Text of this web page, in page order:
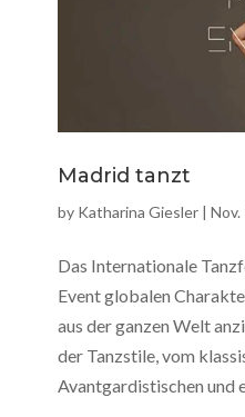
Madrid tanzt
by Katharina Giesler | Nov.
Das Internationale
Event globalen
aus der ganzen Welt
der Tanzstile, vom
Avantgardistischen und